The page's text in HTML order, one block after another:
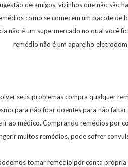
de amigos, vizinhos que não são
como se comecem um pacote de
não é um supermercado no qual você
remédio não é um aparelho
seus problemas compra qualquer
para não ficar doentes para não
ir ao médico. Comprando remédios por
muitos remédios, pode sofrer
tomar remédio por conta